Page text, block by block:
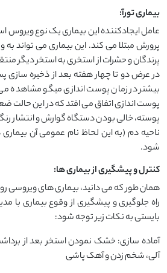
بیماری تورآ:
عامل ایجادکننده این بیماری یک نوع ویروس
پرورش مبتلا می کند. این بیماری می تواند
پرندگان و حشرات از استخری به استخر دیگر
در عرض دو تا چهار هفته بعد از ذخیره سازی
بیشتر در زمان پوست اندازی میگو مشاهده
پوست اندازی اتفاق می افتد که در این
پوسته، خالی بودن دستگاه گوارش و انتشار
ناحیه دم (به این لحاظ نام عمومی آن
شود.
کنترل و پیشگیری از بیماری ها:
همان طور که می دانید، بیماری های ویروسی
راه جلوگیری و پیشگیری از وقوع بیماری
بایستی به نکات زیر توجه شود:
آماده سازی: خشک نمودن استخر بعد از
آلی، شخم زدن و آهک پاشی